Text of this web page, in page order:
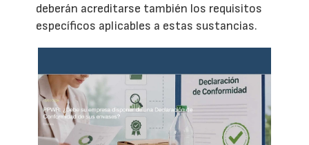
deberán acreditarse también los requisitos
específicos aplicables a estas sustancias.